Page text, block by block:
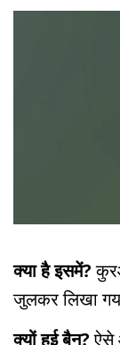
क्या है इसमें?
जुलकर लिखा
क्यों हुई बैन?ऐसे